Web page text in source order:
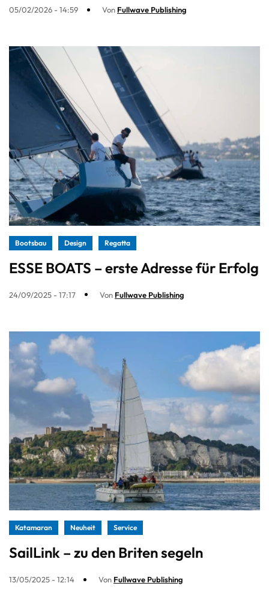
05/02/2026 - 14:59 Von Fullwave Publishing
Bootsbau Design Regatta
ESSE BOATS – erste Adresse für Erfolg
24/09/2025 - 17:17 Von Fullwave Publishing
Katamaran Neuheit Service
SailLink – zu den Briten segeln
13/05/2025 - 12:14 Von Fullwave Publishing